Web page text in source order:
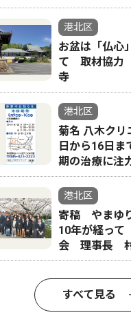
港北区
お盆は「仏心
て 取材協力
寺
港北区
菊名 八木ク
日から16日
期の治療に注
港北区
寄稿 やまゆ
10年が経っ
会 理事長
すべて見る